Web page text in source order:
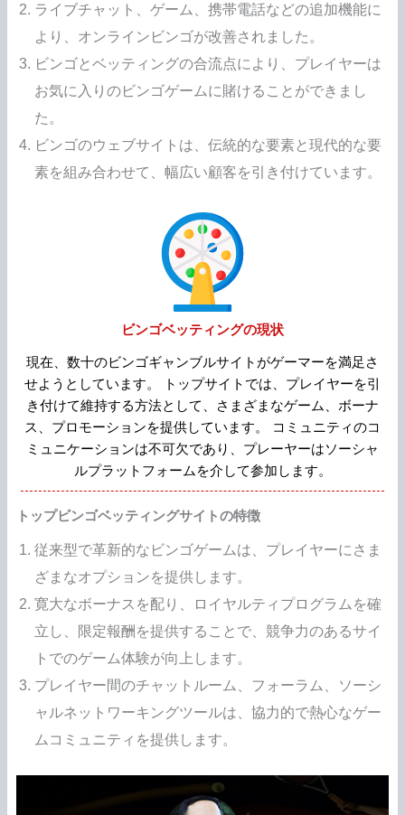
ライブチャット、ゲーム、携帯電話などの追加機能に
より、オンラインビンゴが改善されました。
ビンゴとベッティングの合流点により、プレイヤーは
お気に入りのビンゴゲームに賭けることができまし
た。
ビンゴのウェブサイトは、伝統的な要素と現代的な要
素を組み合わせて、幅広い顧客を引き付けています。
ビンゴベッティングの現状
現在、数十のビンゴギャンブルサイトがゲーマーを満足さ
せようとしています。 トップサイトでは、プレイヤーを引
き付けて維持する方法として、さまざまなゲーム、ボーナ
ス、プロモーションを提供しています。 コミュニティのコ
ミュニケーションは不可欠であり、プレーヤーはソーシャ
ルプラットフォームを介して参加します。
トップビンゴベッティングサイトの特徴
従来型で革新的なビンゴゲームは、プレイヤーにさま
ざまなオプションを提供します。
寛大なボーナスを配り、ロイヤルティプログラムを確
立し、限定報酬を提供することで、競争力のあるサイ
トでのゲーム体験が向上します。
プレイヤー間のチャットルーム、フォーラム、ソーシ
ャルネットワーキングツールは、協力的で熱心なゲー
ムコミュニティを提供します。